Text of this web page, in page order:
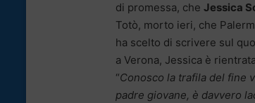
di promessa, che Jessica
Totò, morto ieri, che
ha scelto di scrivere sul
a Verona, Jessica è
“Conosco la trafila del fine
padre giovane, è davvero